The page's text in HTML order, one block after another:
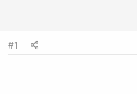
#1